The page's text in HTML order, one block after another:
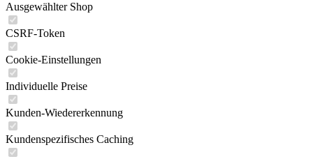
Ausgewählter Shop
CSRF-Token
Cookie-Einstellungen
Individuelle Preise
Kunden-Wiedererkennung
Kundenspezifisches Caching